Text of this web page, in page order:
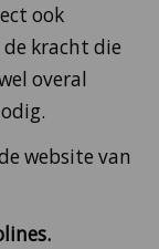
ook
kracht die
overal
website van